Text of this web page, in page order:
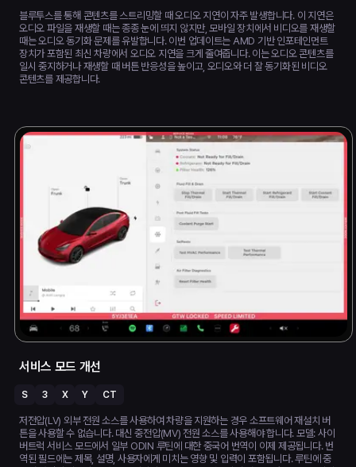
블루투스를 통해 콘텐츠를 스트리밍할 때 오디오 지연이 자주 발생합니다. 이 지연은
오디오 파일을 재생할 때는 종종 눈에 띄지 않지만, 모바일 장치에서 비디오를 재생할
때는 오디오 동기화 문제를 유발합니다. 이번 업데이트는 AMD 기반 인포테인먼트
장치가 포함된 최신 차량에서 오디오 지연을 크게 줄여줍니다. 이는 오디오 콘텐츠를
일시 중지하거나 재생할 때 버튼 반응성을 높이고, 오디오와 더 잘 동기화된 비디오
콘텐츠를 제공합니다.
서비스 모드 개선
S 3 X Y CT
저전압(LV) 외부 전원 소스를 사용하여 차량을 지원하는 경우 소프트웨어 재설치 버
튼을 사용할 수 없습니다. 대신 중전압(MV) 전원 소스를 사용해야 합니다. 모델: 사이
버트럭 서비스 모드에서 일부 ODIN 루틴에 대한 중국어 번역이 이제 제공됩니다. 번
역된 필드에는 제목, 설명, 사용자에게 미치는 영향 및 입력이 포함됩니다. 루틴에 중